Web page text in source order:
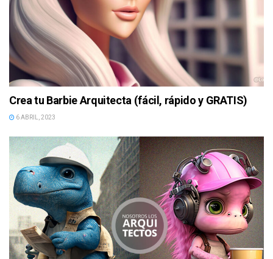
Crea tu Barbie Arquitecta (fácil, rápido y GRATIS)
6 ABRIL, 2023